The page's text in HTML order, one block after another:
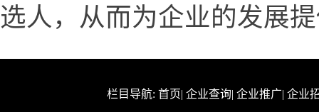
选人，从而为企业的发展
栏目导航: 首页| 企业查询| 企业推广| 企业